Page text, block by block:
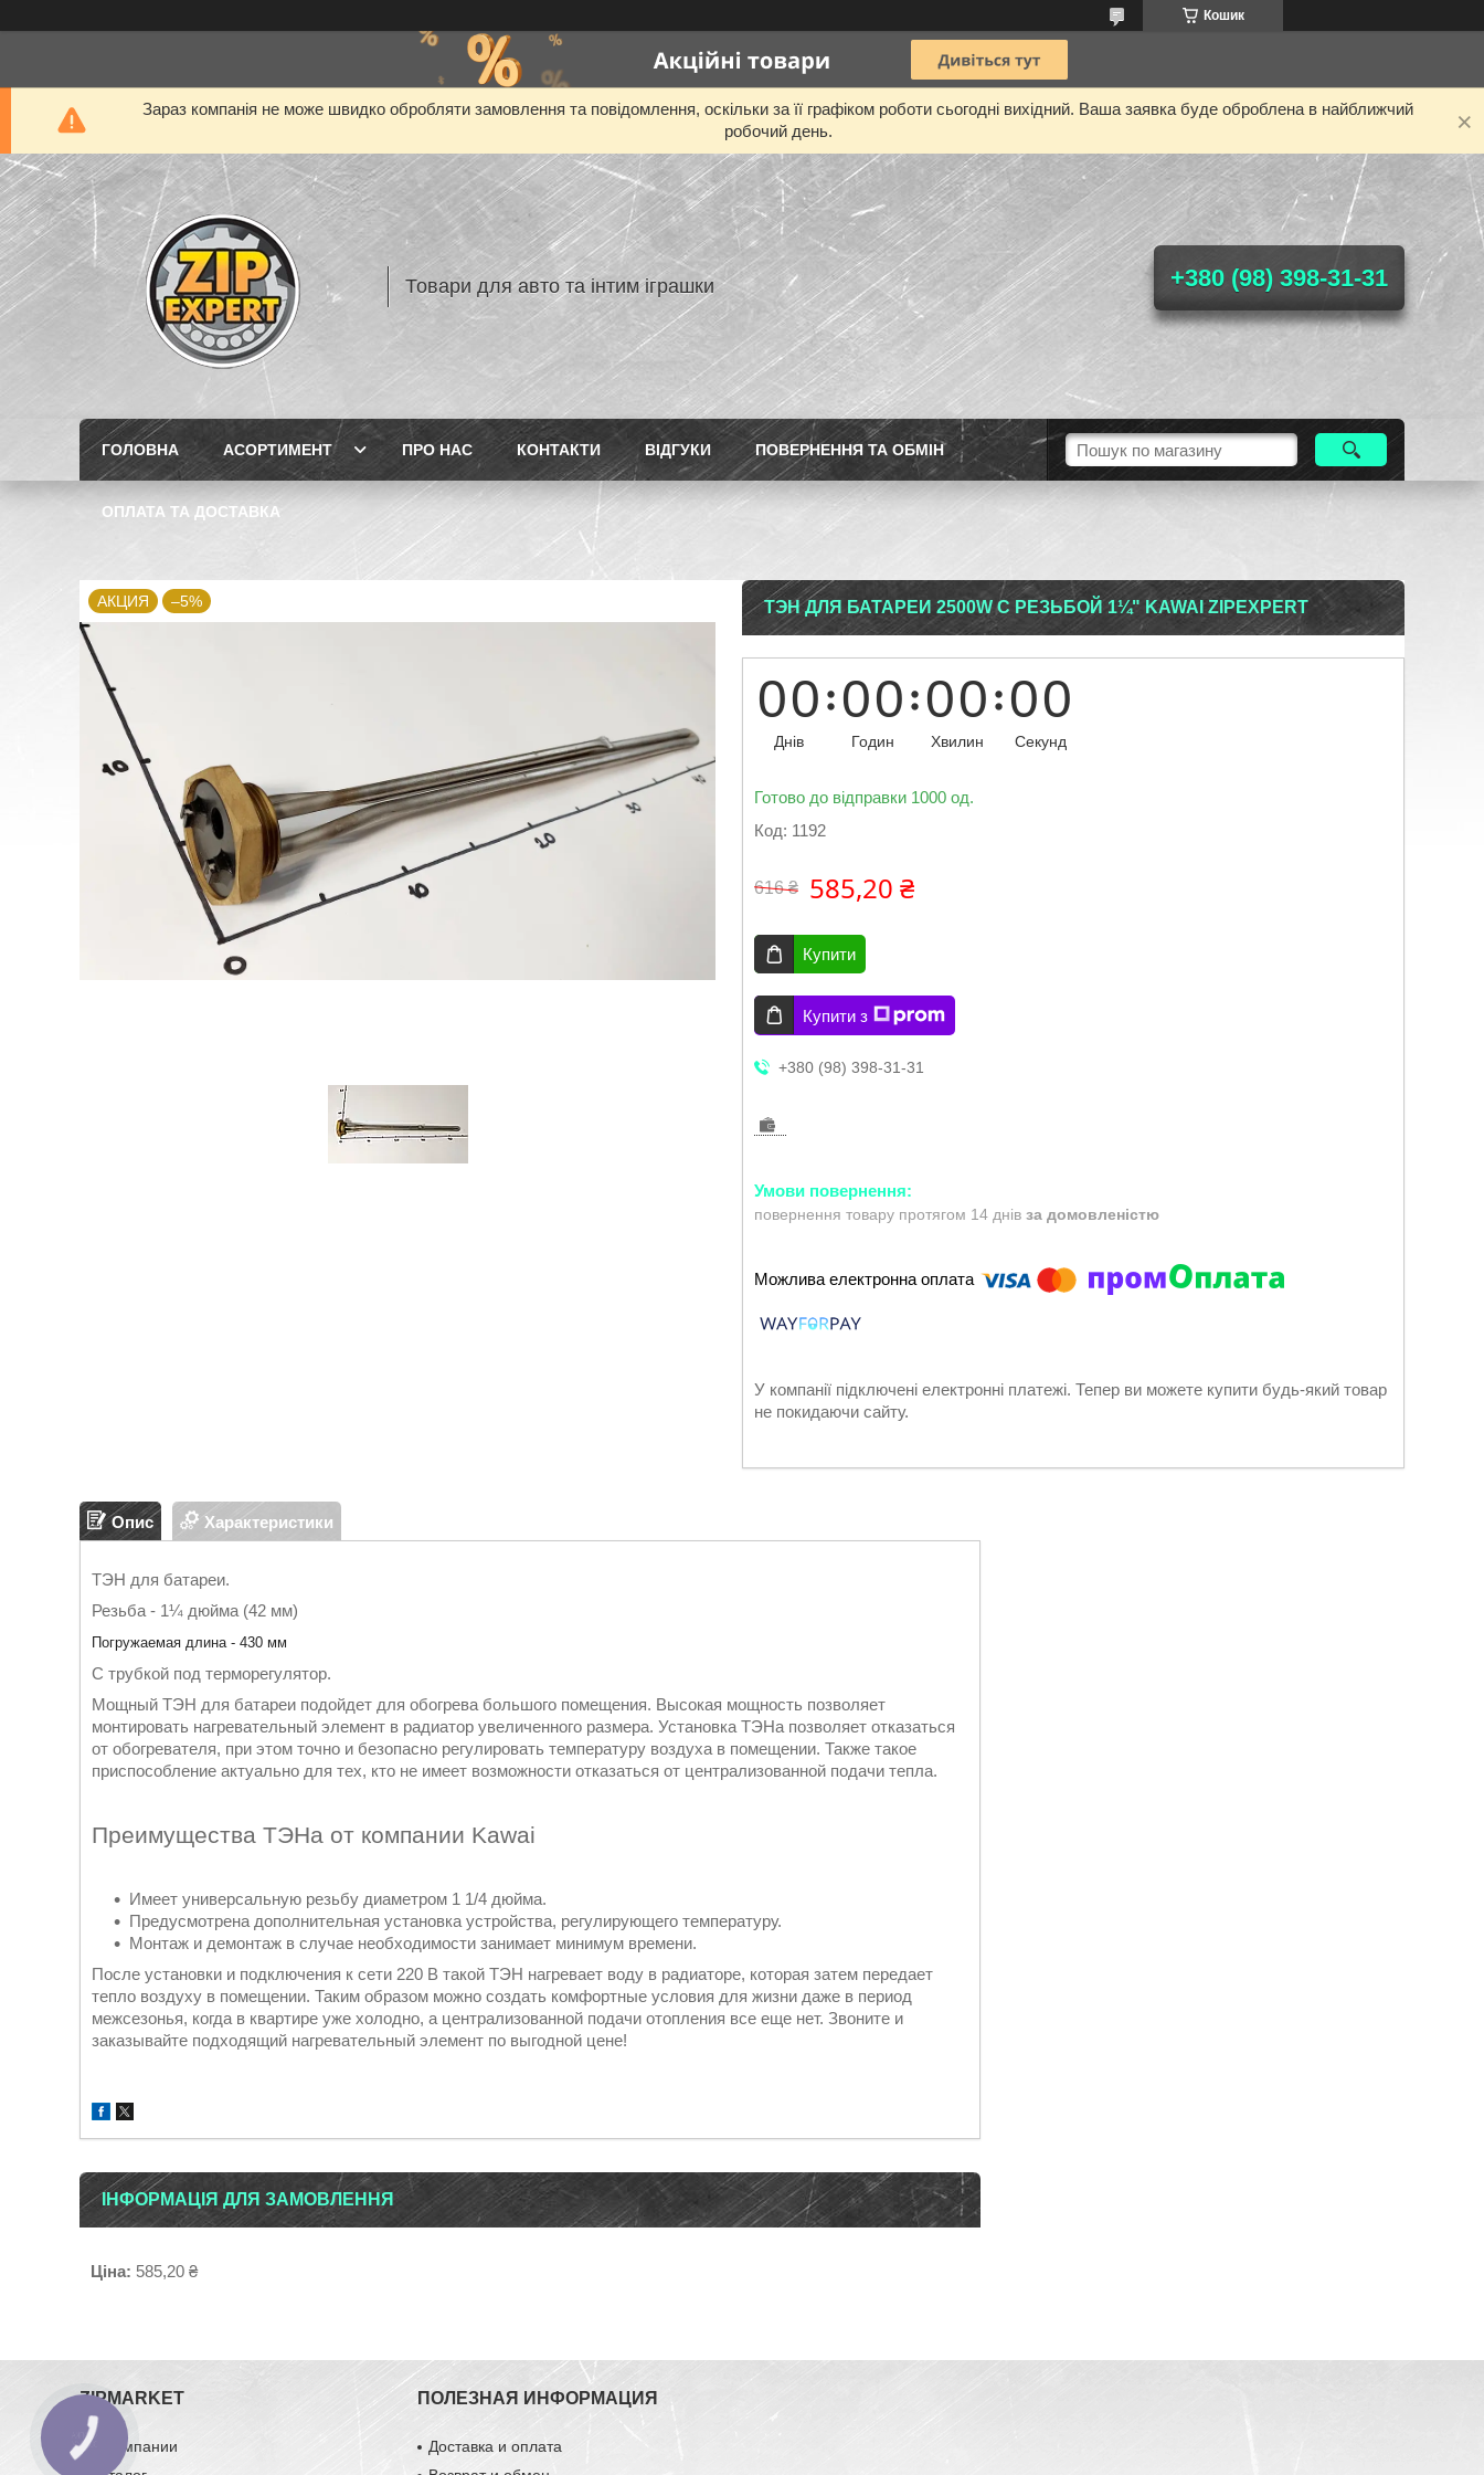
Кошик
Зараз компанія не може швидко обробляти замовлення та повідомлення, оскільки за її графіком роботи сьогодні вихідний. Ваша заявка буде оброблена в найближчий
робочий день.
Товари для авто та інтим іграшки +380 (98) 398-31-31
ГОЛОВНА АСОРТИМЕНТ ПРО НАС КОНТАКТИ ВIДГУКИ ПОВЕРНЕННЯ ТА ОБМIН
ОПЛАТА ТА ДОСТАВКА
АКЦИЯ –5% ТЭН ДЛЯ БАТАРЕИ 2500W С РЕЗЬБОЙ 1¼" KAWAI ZIPEXPERT
00
Днів
00
Годин
00
Хвилин
00
Секунд
Готово до відправки 1000 од.
Код: 1192
616 ₴ 585,20 ₴
Купити
Купити з
+380 (98) 398-31-31
повернення товару протягом 14 днів за домовленістю
У компанії підключені електронні платежі. Тепер ви можете купити будь-який товар
не покидаючи сайту.
Опис Характеристики
ТЭН для батареи.
Резьба - 1¼ дюйма (42 мм)
Погружаемая длина - 430 мм
С трубкой под терморегулятор.
Мощный ТЭН для батареи подойдет для обогрева большого помещения. Высокая мощность позволяет
монтировать нагревательный элемент в радиатор увеличенного размера. Установка ТЭНа позволяет отказаться
от обогревателя, при этом точно и безопасно регулировать температуру воздуха в помещении. Также такое
приспособление актуально для тех, кто не имеет возможности отказаться от централизованной подачи тепла.
Преимущества ТЭНа от компании Kawai
Имеет универсальную резьбу диаметром 1 1/4 дюйма.
Предусмотрена дополнительная установка устройства, регулирующего температуру.
Монтаж и демонтаж в случае необходимости занимает минимум времени.
После установки и подключения к сети 220 В такой ТЭН нагревает воду в радиаторе, которая затем передает
тепло воздуху в помещении. Таким образом можно создать комфортные условия для жизни даже в период
межсезонья, когда в квартире уже холодно, а централизованной подачи отопления все еще нет. Звоните и
заказывайте подходящий нагревательный элемент по выгодной цене!
ІНФОРМАЦІЯ ДЛЯ ЗАМОВЛЕННЯ
Ціна: 585,20 ₴
ZIPMARKET
О компании
ПОЛЕЗНАЯ ИНФОРМАЦИЯ
Доставка и оплата